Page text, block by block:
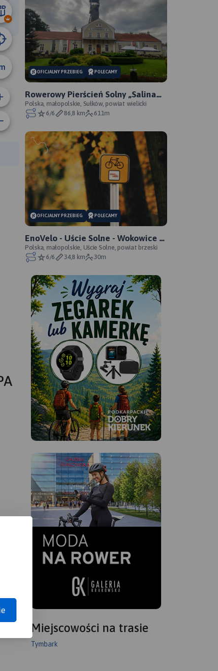
km
trasy:
OFICJALNY PRZEBIEG POLECAMY
Rowerowy Pierścień Solny „Salina
Cracoviensis” - oficjalny przebieg
Polska, małopolskie, Sułków, powiat wielicki
6/6
86,8 km 611m
OFICJALNY PRZEBIEG POLECAMY
EnoVelo - Uście Solne - Wokowice -
oficjalny przebieg
Polska, małopolskie, Uście Solne, powiat brzeski
6/6
34,8 km 30m
Miejscowości na trasie
Tymbark